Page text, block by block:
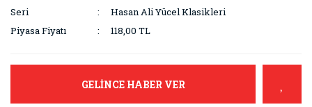
Seri
Hasan Ali Yücel Klasikleri
Piyasa Fiyatı
118,00 TL
GELİNCE HABER VER